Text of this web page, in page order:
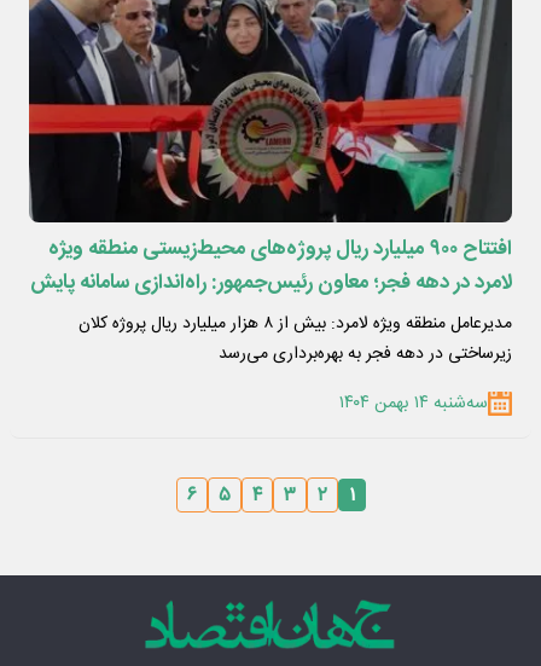
افتتاح ٩٠٠ میلیارد ریال پروژه‌های محیط‌زیستی منطقه ویژه
لامرد در دهه فجر؛ معاون رئیس‌جمهور: راه‌اندازی سامانه پایش
برخط کیفیت هوا در منطقه ویژه لامرد، مصداق اجرای تعهدات
قانون هوای پاک است
مدیرعامل منطقه ویژه لامرد: بیش از ۸ هزار میلیارد ریال پروژه کلان
زیرساختی در دهه فجر به بهره‌برداری می‌رسد
سه‌شنبه ۱۴ بهمن ۱۴۰۴
۱ ۲ ۳ ۴ ۵ ۶